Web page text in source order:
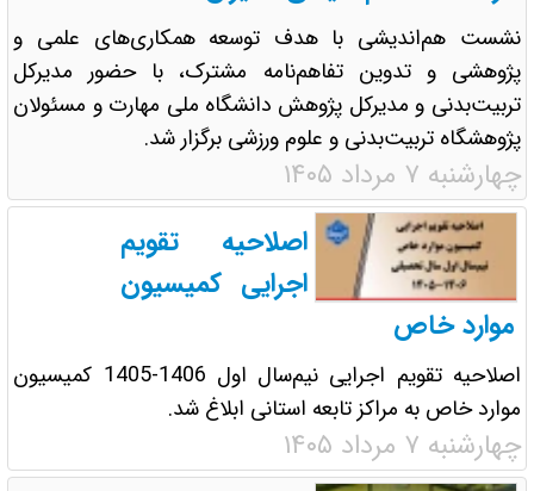
نشست هم‌اندیشی با هدف توسعه همکاری‌های علمی و
پژوهشی و تدوین تفاهم‌نامه مشترک، با حضور مدیرکل
تربیت‌بدنی و مدیرکل پژوهش دانشگاه ملی مهارت و مسئولان
پژوهشگاه تربیت‌بدنی و علوم ورزشی برگزار شد.
چهارشنبه ۷ مرداد ۱۴۰۵
اصلاحیه تقویم
اجرایی کمیسیون
موارد خاص
اصلاحیه تقویم اجرایی نیم‌سال اول 1406-1405 کمیسیون
موارد خاص به مراکز تابعه استانی ابلاغ شد.
چهارشنبه ۷ مرداد ۱۴۰۵